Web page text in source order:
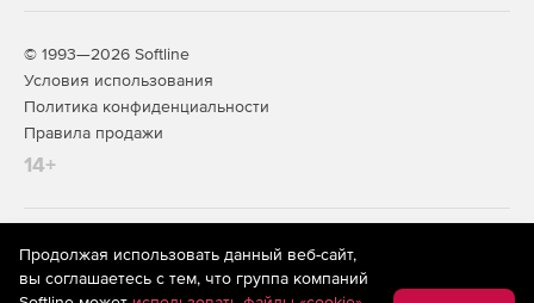
© 1993—2026 Softline
Условия использования
Политика конфиденциальности
Правила продажи
14+
На информационном ресурсе store.softline.ru применяются
рекомендательные технологии
(информационные технологии
предоставления информации на основе сбора,
Продолжая использовать данный веб-сайт,
вы соглашаетесь с тем, что группа компаний